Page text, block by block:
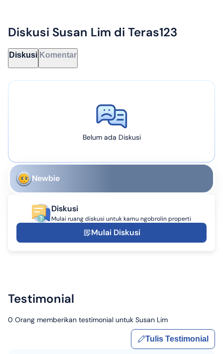
Diskusi Susan Lim di Teras123
Diskusi Komentar
Belum ada Diskusi
Newbie
Diskusi
Mulai ruang diskusi untuk kamu ngobrolin properti
Mulai Diskusi
Testimonial
0 Orang memberikan testimonial untuk Susan Lim
Tulis Testimonial